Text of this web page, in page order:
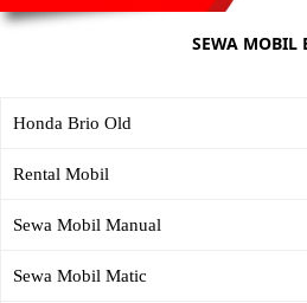
SEWA MOBIL
Honda Brio Old
Rental Mobil
Sewa Mobil Manual
Sewa Mobil Matic